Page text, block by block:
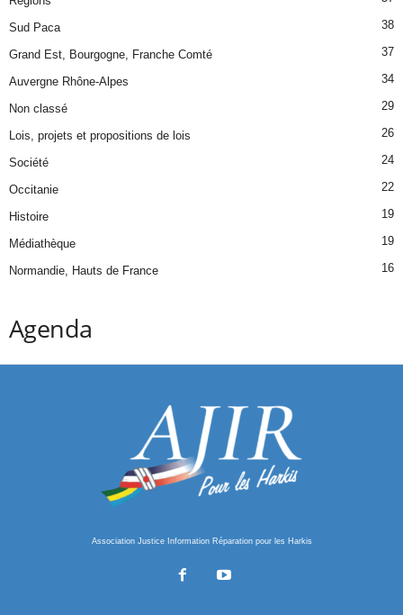
Sud Paca 38
Grand Est, Bourgogne, Franche Comté 37
Auvergne Rhône-Alpes 34
Non classé 29
Lois, projets et propositions de lois 26
Société 24
Occitanie 22
Histoire 19
Médiathèque 19
Normandie, Hauts de France 16
Agenda
Association Justice Information Réparation pour les Harkis